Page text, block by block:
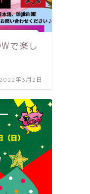
で楽し
2022年3月2日